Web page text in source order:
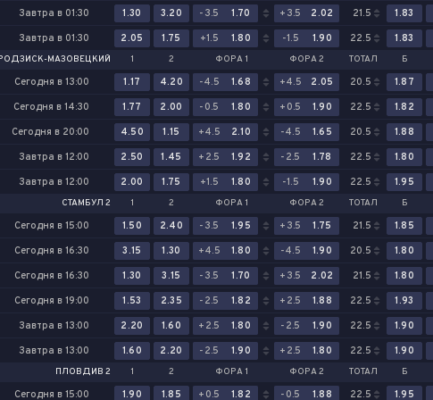
Завтра в 01:30 1.30 3.20 -3.5 1.70 +3.5 2.02 21.5 1.83
Завтра в 01:30 2.05 1.75 +1.5 1.80 -1.5 1.90 22.5 1.83
МАЗОВЕЦКИЙ 1 2 ФОРА 1 ФОРА 2 ТОТАЛ Б
Сегодня в 13:00 1.17 4.20 -4.5 1.68 +4.5 2.05 20.5 1.87
Сегодня в 14:30 1.77 2.00 -0.5 1.80 +0.5 1.90 22.5 1.82
Сегодня в 20:00 4.50 1.15 +4.5 2.10 -4.5 1.65 20.5 1.88
Завтра в 12:00 2.50 1.45 +2.5 1.92 -2.5 1.78 22.5 1.80
Завтра в 12:00 2.00 1.75 +1.5 1.80 -1.5 1.90 22.5 1.95
СТАМБУЛ 2 1 2 ФОРА 1 ФОРА 2 ТОТАЛ Б
Сегодня в 15:00 1.50 2.40 -3.5 1.95 +3.5 1.75 21.5 1.85
Сегодня в 16:30 3.15 1.30 +4.5 1.80 -4.5 1.90 20.5 1.80
Сегодня в 16:30 1.30 3.15 -3.5 1.70 +3.5 2.02 21.5 1.80
Сегодня в 19:00 1.53 2.35 -2.5 1.82 +2.5 1.88 22.5 1.93
Завтра в 13:00 2.20 1.60 +2.5 1.80 -2.5 1.90 22.5 1.90
Завтра в 13:00 1.60 2.20 -2.5 1.90 +2.5 1.80 22.5 1.90
ПЛОВДИВ 2 1 2 ФОРА 1 ФОРА 2 ТОТАЛ Б
Сегодня в 15:00 1.90 1.85 +0.5 1.82 -0.5 1.88 22.5 1.95